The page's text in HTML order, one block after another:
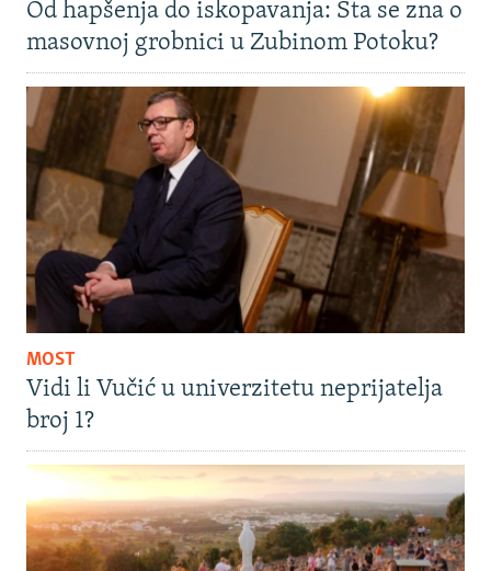
Od hapšenja do iskopavanja: Šta se zna o
masovnoj grobnici u Zubinom Potoku?
MOST
Vidi li Vučić u univerzitetu neprijatelja
broj 1?